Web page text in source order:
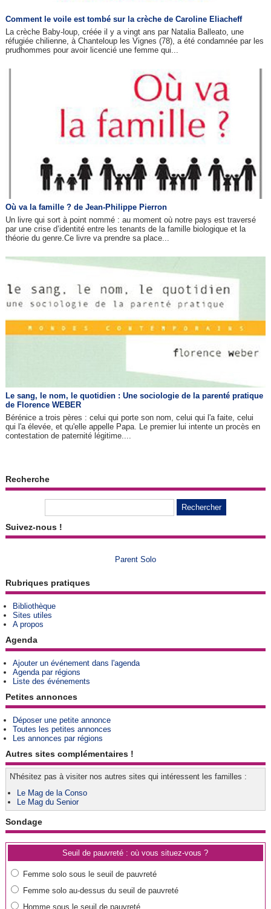
Comment le voile est tombé sur la crèche de Caroline Eliacheff
La crèche Baby-loup, créée il y a vingt ans par Natalia Balleato, une
réfugiée chilienne, à Chanteloup les Vignes (78), a été condamnée par les
prudhommes pour avoir licencié une femme qui...
Où va la famille ? de Jean-Philippe Pierron
Un livre qui sort à point nommé : au moment où notre pays est traversé
par une crise d’identité entre les tenants de la famille biologique et la
théorie du genre.Ce livre va prendre sa place...
Le sang, le nom, le quotidien : Une sociologie de la parenté pratique
de Florence WEBER
Bérénice a trois pères : celui qui porte son nom, celui qui l'a faite, celui
qui l'a élevée, et qu'elle appelle Papa. Le premier lui intente un procès en
contestation de paternité légitime....
Recherche
Suivez-nous !
Parent Solo
Rubriques pratiques
Bibliothèque
Sites utiles
A propos
Agenda
Ajouter un événement dans l'agenda
Agenda par régions
Liste des événements
Petites annonces
Déposer une petite annonce
Toutes les petites annonces
Les annonces par régions
Autres sites complémentaires !
N'hésitez pas à visiter nos autres sites qui intéressent les familles :
Le Mag de la Conso
Le Mag du Senior
Sondage
Seuil de pauvreté : où vous situez-vous ?
Femme solo sous le seuil de pauvreté
Femme solo au-dessus du seuil de pauvreté
Homme sous le seuil de pauvreté